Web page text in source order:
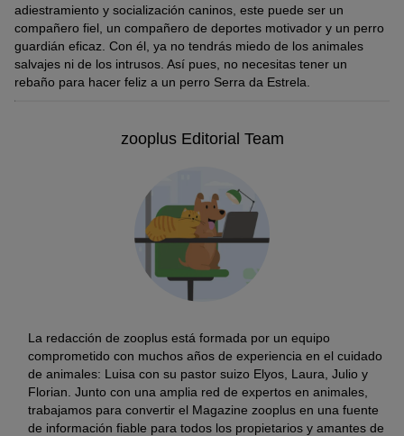
adiestramiento y socialización caninos, este puede ser un
compañero fiel, un compañero de deportes motivador y un perro
guardián eficaz. Con él, ya no tendrás miedo de los animales
salvajes ni de los intrusos. Así pues, no necesitas tener un
rebaño para hacer feliz a un perro Serra da Estrela.
zooplus Editorial Team
La redacción de zooplus está formada por un equipo
comprometido con muchos años de experiencia en el cuidado
de animales: Luisa con su pastor suizo Elyos, Laura, Julio y
Florian. Junto con una amplia red de expertos en animales,
trabajamos para convertir el Magazine zooplus en una fuente
de información fiable para todos los propietarios y amantes de